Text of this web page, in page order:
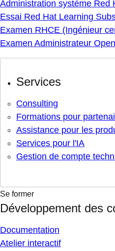
Administration système Red
Essai Red Hat Learning
Examen RHCE (Ingénieur
Examen Administrateur
Services
Consulting
Formations pour
Assistance pour les
Services pour l'IA
Gestion de compte
Se former
Développement des
Documentation
Atelier interactif